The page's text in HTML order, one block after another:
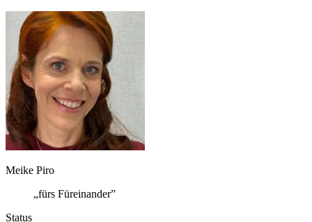
Meike Piro
„fürs Füreinander”
Status